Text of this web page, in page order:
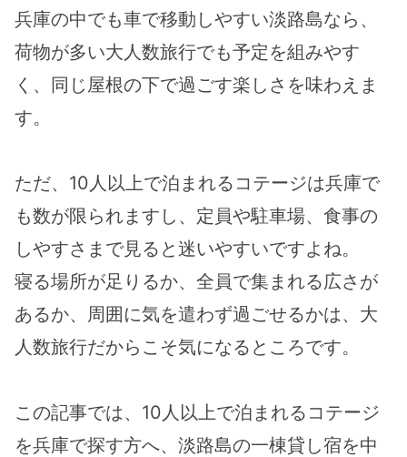
兵庫の中でも車で移動しやすい淡路島なら、
荷物が多い大人数旅行でも予定を組みやす
く、同じ屋根の下で過ごす楽しさを味わえま
す。
ただ、10人以上で泊まれるコテージは兵庫で
も数が限られますし、定員や駐車場、食事の
しやすさまで見ると迷いやすいですよね。
寝る場所が足りるか、全員で集まれる広さが
あるか、周囲に気を遣わず過ごせるかは、大
人数旅行だからこそ気になるところです。
この記事では、10人以上で泊まれるコテージ
を兵庫で探す方へ、淡路島の一棟貸し宿を中